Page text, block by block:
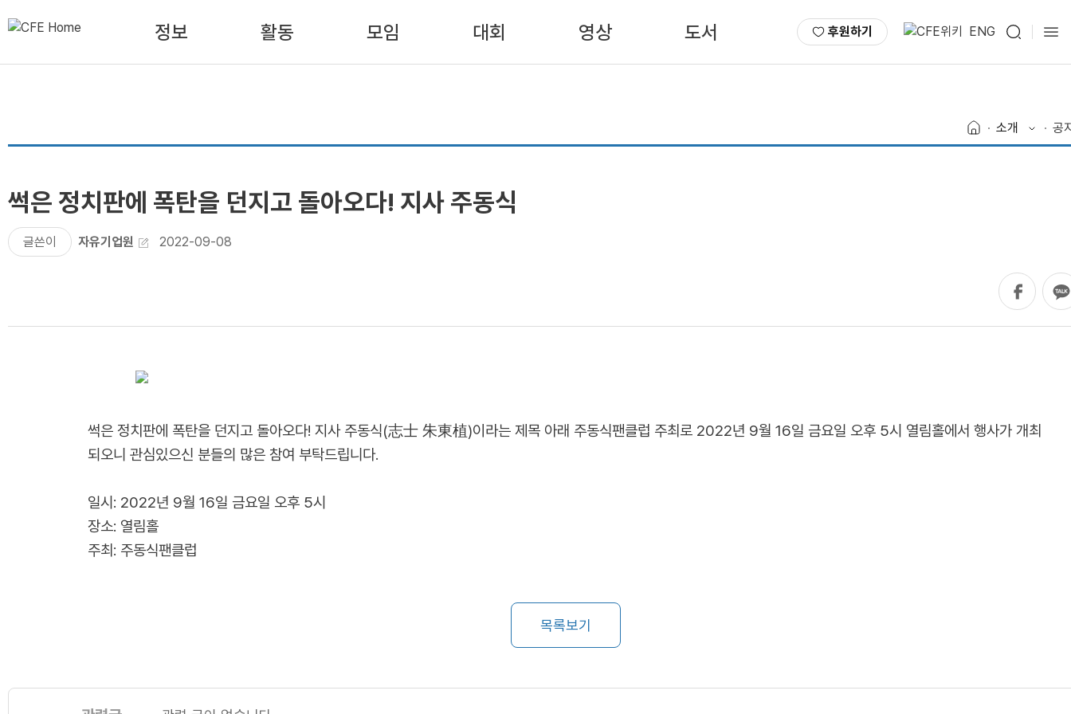
정보 활동 모임 대회 영상 도서 후원하기 ENG
소개 공
썩은 정치판에 폭탄을 던지고 돌아오다! 지사 주동식
글쓴이 자유기업원 2022-09-08
썩은 정치판에 폭탄을 던지고 돌아오다! 지사 주동식(志士 朱東植)이라는 제목 아래 주동식팬클럽 주최로 2022년 9월 16일 금요일 오후 5시 열림홀에서 행사가 개최
되오니 관심있으신 분들의 많은 참여 부탁드립니다.
일시: 2022년 9월 16일 금요일 오후 5시
장소: 열림홀
주최: 주동식팬클럽
목록보기